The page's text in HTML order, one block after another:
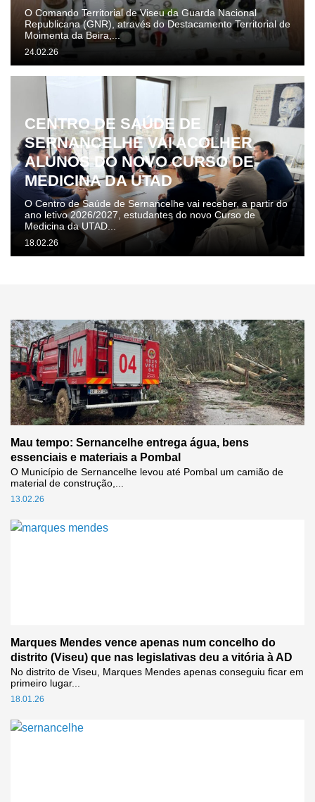
24.02.26
O Comando Territorial de Viseu da Guarda Nacional
Republicana (GNR), através do Destacamento Territorial de
Moimenta da Beira,...
CENTRO DE SAÚDE DE
SERNANCELHE VAI ACOLHER
ALUNOS DO NOVO CURSO DE
MEDICINA DA UTAD
18.02.26
O Centro de Saúde de Sernancelhe vai receber, a partir do
ano letivo 2026/2027, estudantes do novo Curso de
Medicina da UTAD...
Mau tempo: Sernancelhe entrega água, bens
essenciais e materiais a Pombal
13.02.26
O Município de Sernancelhe levou até Pombal um camião de
material de construção,...
Marques Mendes vence apenas num concelho do
distrito (Viseu) que nas legislativas deu a vitória à AD
18.01.26
No distrito de Viseu, Marques Mendes apenas conseguiu ficar em
primeiro lugar...